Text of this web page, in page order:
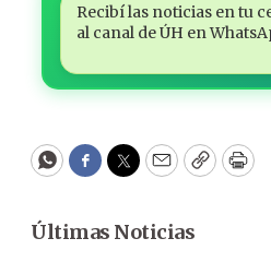
Recibí las noticias en tu
al canal de ÚH en
WhatsApp
Facebook
Twitter
EmailCopy
Últimas Noticias